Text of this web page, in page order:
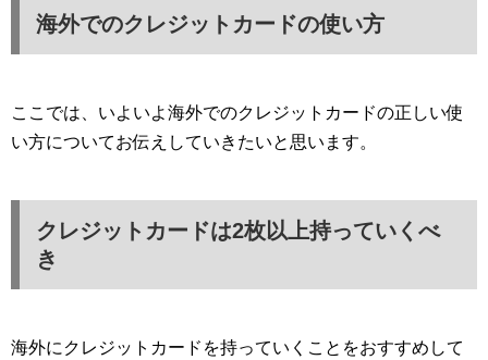
海外でのクレジットカードの使い方
ここでは、いよいよ海外でのクレジットカードの正しい使
い方についてお伝えしていきたいと思います。
クレジットカードは2枚以上持っていくべ
き
海外にクレジットカードを持っていくことをおすすめして